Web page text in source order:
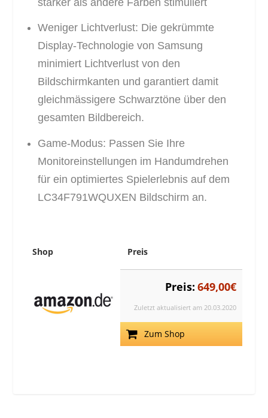
Weniger Lichtverlust: Die gekrümmte
Display-Technologie von Samsung
minimiert Lichtverlust von den
Bildschirmkanten und garantiert damit
gleichmässigere Schwarztöne über den
gesamten Bildbereich.
Game-Modus: Passen Sie Ihre
Monitoreinstellungen im Handumdrehen
für ein optimiertes Spielerlebnis auf dem
LC34F791WQUXEN Bildschirm an.
Shop Preis
Preis: 649,00€
Zuletzt aktualisiert am 20.03.2020
Zum Shop